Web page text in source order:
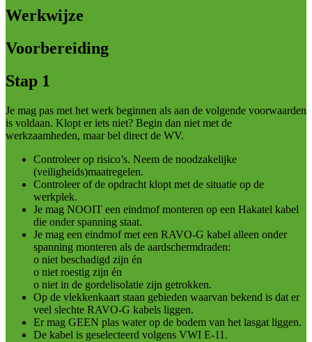
Werkwijze
Voorbereiding
Stap 1
Je mag pas met het werk beginnen als aan de volgende voorwaarden
is voldaan. Klopt er iets niet? Begin dan niet met de
werkzaamheden, maar bel direct de WV.
Controleer op risico’s. Neem de noodzakelijke
(veiligheids)maatregelen.
Controleer of de opdracht klopt met de situatie op de
werkplek.
Je mag NOOIT een eindmof monteren op een Hakatel kabel
die onder spanning staat.
Je mag een eindmof met een RAVO-G kabel alleen onder
spanning monteren als de aardschermdraden:
o niet beschadigd zijn én
o niet roestig zijn én
o niet in de gordelisolatie zijn getrokken.
Op de vlekkenkaart staan gebieden waarvan bekend is dat er
veel slechte RAVO-G kabels liggen.
Er mag GEEN plas water op de bodem van het lasgat liggen.
De kabel is geselecteerd volgens VWI E-11.